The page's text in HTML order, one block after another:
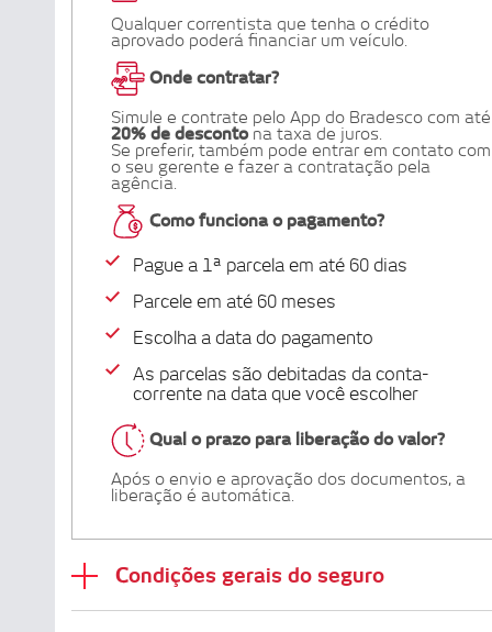
Qualquer correntista que tenha o crédito
aprovado poderá financiar um veículo.
Onde contratar?
Simule e contrate pelo App do Bradesco com até
20% de descontona taxa de juros.
Se preferir, também pode entrar em contato com
o seu gerente e fazer a contratação pela
agência.
Como funciona o pagamento?
Pague a 1ª parcela em até 60 dias
Parcele em até 60 meses
Escolha a data do pagamento
As parcelas são debitadas da conta-
corrente na data que você escolher
Qual o prazo para liberação do valor?
Após o envio e aprovação dos documentos, a
liberação é automática.
Condições gerais do seguro
+ Acessibilidade